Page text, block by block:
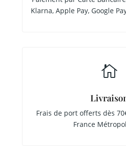
Klarna, Apple Pay, Google

Frais de port offerts dès
France